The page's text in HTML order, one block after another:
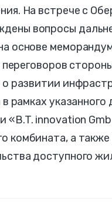
На встрече с
вопросы
основе
развитии
рамках
innovation
комбината, а также
доступного